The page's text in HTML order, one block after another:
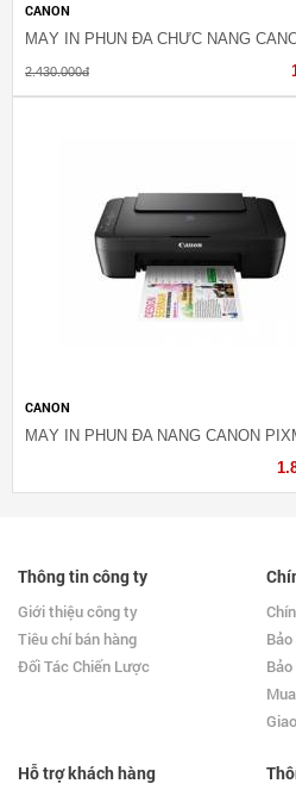
CANON
MÁY IN PHUN ĐA CHỨC NĂNG
2.430.000đ
CANON
MÁY IN PHUN ĐA NĂNG CANON
Thông tin công ty
Giới thiệu công ty
Tiêu chí bán hàng
Đối Tác Chiến Lược
Hỗ trợ khách hàng